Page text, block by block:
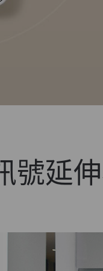
號延